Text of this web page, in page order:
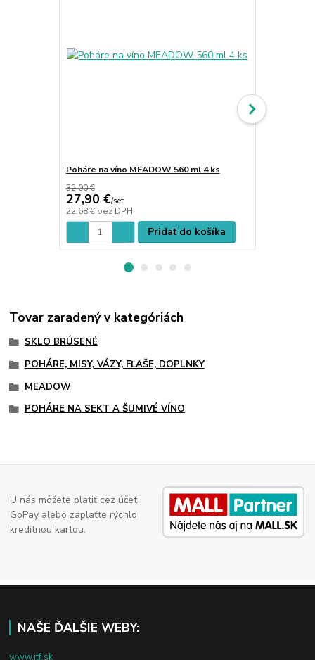
Poháre na víno MEADOW 560 ml 4 ks
32,00 €
27,90 €/set
22,68 € bez DPH
Pridať do košíka
Tovar zaradený v kategóriách
SKLO BRÚSENÉ
POHÁRE, MISY, VÁZY, FĽAŠE, DOPLNKY
MEADOW
POHÁRE NA SEKT A ŠUMIVÉ VÍNO
U nás môžete platiť cez účet
GoPay alebo zaplaťte rýchlo
kreditnou kartou.
NAŠE ĎALŠIE WEBY: